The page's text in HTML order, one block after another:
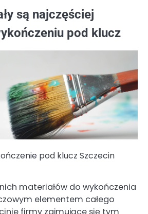
są najczęściej
pod klucz
pod klucz Szczecin
materiałów do wykończenia
elementem całego